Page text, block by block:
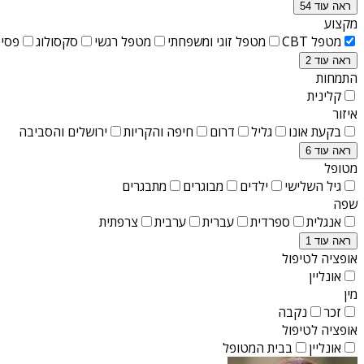
ראה עוד 54
מקצוע
מטפל CBT
מטפל זוגי ומשפחתי מטפל רגשי סקסולוג
ראה עוד 2
התמחות
קלינית
איזור
בקעת אונו
גליל דרום חיפה והקריות ירושלים והסביבה
ראה עוד 6
מטופל
גיל השלישי
ילדים מבוגרים
מתבגרים
שפה
אנגלית
ספרדית עברית ערבית צרפתית
ראה עוד 1
אופציה לטיפול
אונליין
מין
זכר
נקבה
אופציה לטיפול
אונליין
בבית המטופל